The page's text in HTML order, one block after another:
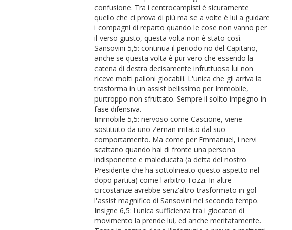
confusione. Tra i centrocampisti è sicuramente
quello che ci prova di più ma se a volte è lui a guidare
i compagni di reparto quando le cose non vanno per
il verso giusto, questa volta non è stato così.
Sansovini 5,5: continua il periodo no del Capitano,
anche se questa volta è pur vero che essendo la
catena di destra decisamente infruttuosa lui non
riceve molti palloni giocabili. L'unica che gli arriva la
trasforma in un assist bellissimo per Immobile,
purtroppo non sfruttato. Sempre il solito impegno in
fase difensiva.
Immobile 5,5: nervoso come Cascione, viene
sostituito da uno Zeman irritato dal suo
comportamento. Ma come per Emmanuel, i nervi
scattano quando hai di fronte una persona
indisponente e maleducata (a detta del nostro
Presidente che ha sottolineato questo aspetto nel
dopo partita) come l'arbitro Tozzi. In altre
circostanze avrebbe senz'altro trasformato in gol
l'assist magnifico di Sansovini nel secondo tempo.
Insigne 6,5: l'unica sufficienza tra i giocatori di
movimento la prende lui, ed anche meritatamente.